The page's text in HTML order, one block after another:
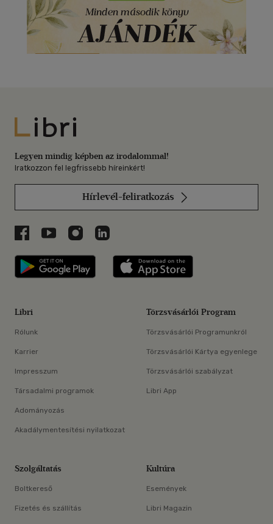
Libri
Legyen mindig képben az irodalommal!
Iratkozzon fel legfrissebb híreinkért!
Hírlevél-feliratkozás
Libri a Facebookon
Libri a Youtube-on
Libri az Instagramon
Libri a LinkedInen
Libri applikáció Szerezd meg: Google
Libri
Rólunk
Karrier
Impresszum
Társadalmi programok
Adományozás
Akadálymentesítési nyilatkozat
Törzsvásárlói Program
Törzsvásárlói Programunkról
Törzsvásárlói Kártya egyenlege
Törzsvásárlói szabályzat
Libri App
Szolgáltatás
Boltkereső
Fizetés és szállítás
Kultúra
Események
Libri Magazin